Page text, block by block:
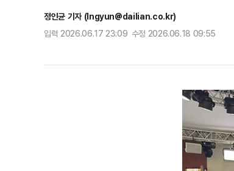
정인균 기자 (Ingyun@dailian.co.kr)
입력 2026.06.17 23:09 수정 2026.06.18 09:55